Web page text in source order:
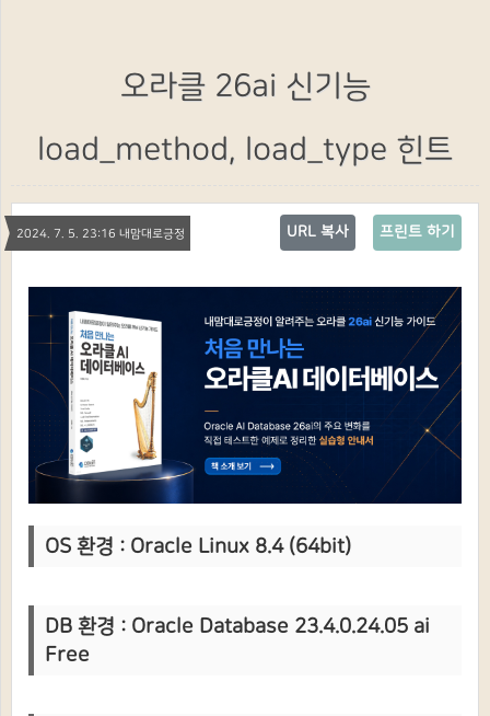
오라클 26ai 신기능
load_method, load_type 힌트
2024. 7. 5. 23:16 내맘대로긍정 프린트 하기
URL 복사
OS 환경 : Oracle Linux 8.4 (64bit)
DB 환경 : Oracle Database 23.4.0.24.05 ai
Free